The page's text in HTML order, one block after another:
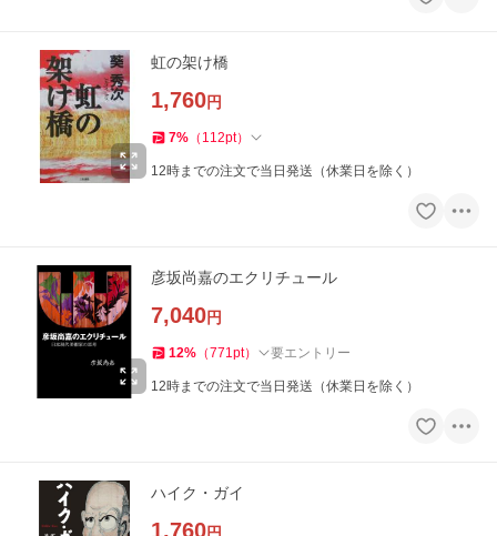
虹の架け橋
1,760円
7% （ 112pt）
12時までの注文で当日発送（休業日を除く）
彦坂尚嘉のエクリチュール
7,040円
12% （771pt） 要エントリー
12時までの注文で当日発送（休業日を除く）
ハイク・ガイ
1,760